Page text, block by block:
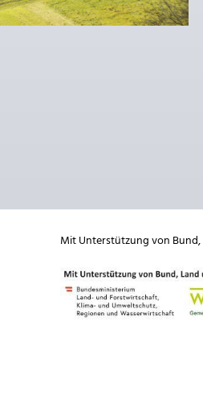
Mit Unterstützung von Bund,